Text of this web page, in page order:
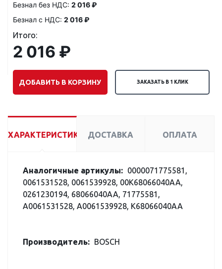
Безнал без НДС: 2 016 ₽
Безнал с НДС: 2 016 ₽
Итого:
2 016 ₽
ДОБАВИТЬ В КОРЗИНУ ЗАКАЗАТЬ В 1 КЛИК
ХАРАКТЕРИСТИКИ ДОСТАВКА ОПЛАТА
Аналогичные артикулы: 0000071775581,
0061531528, 0061539928, 00K68066040AA,
0261230194, 68066040AA, 71775581,
A0061531528, A0061539928, K68066040AA
Производитель: BOSCH